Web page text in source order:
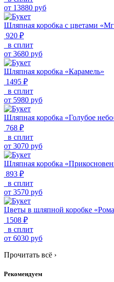
от 13880 руб
Шляпная коробка с цветами
920 ₽
в сплит
от 3680 руб
Шляпная коробка «Карамель»
1495 ₽
в сплит
от 5980 руб
Шляпная коробка «Голубое
768 ₽
в сплит
от 3070 руб
Шляпная коробка
893 ₽
в сплит
от 3570 руб
Цветы в шляпной коробке
1508 ₽
в сплит
от 6030 руб
Прочитать всё ›
Рекомендуем